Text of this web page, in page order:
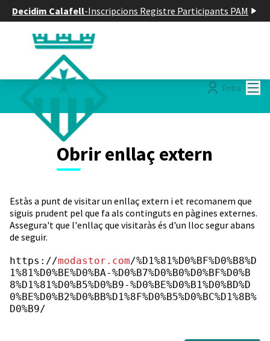
Decidim Calafell-Inscripcions Registre Participants PAM
Entra
Obrir enllaç extern
Estàs a punt de visitar un enllaç extern i et recomanem que
siguis prudent pel que fa als continguts en pàgines externes.
Assegura't que l'enllaç que visitaràs és d'un lloc segur abans
de seguir.
https://modastor.com/%D1%81%D0%BF%D0%B8%D
1%81%D0%BE%D0%BA-%D0%B7%D0%B0%D0%BF%D0%B
8%D1%81%D0%B5%D0%B9-%D0%BE%D0%B1%D0%BD%D
0%BE%D0%B2%D0%BB%D1%8F%D0%B5%D0%BC%D1%8B%
D0%B9/